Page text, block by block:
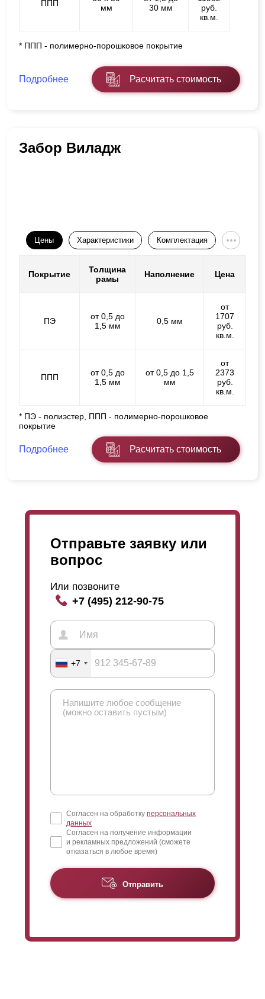
ППП
мм
30 мм
руб.
кв.м.
* ППП - полимерно-порошковое покрытие
Подробнее Расчитать стоимость
Забор Виладж
Цены Характеристики Комплектация
Покрытие
Толщина
рамы
Наполнение Цена
ПЭ
от 0,5 до
1,5 мм
0,5 мм
от
1707
руб.
кв.м.
ППП
от 0,5 до
1,5 мм
от 0,5 до 1,5
мм
от
2373
руб.
кв.м.
* ПЭ - полиэстер, ППП - полимерно-порошковое
покрытие
Подробнее Расчитать стоимость
Отправьте заявку или
вопрос
Или позвоните
+7 (495) 212-90-75
+7
Согласен на обработку персональных
данных
Согласен на получение информации
и рекламных предложений (сможете
отказаться в любое время)
Отправить